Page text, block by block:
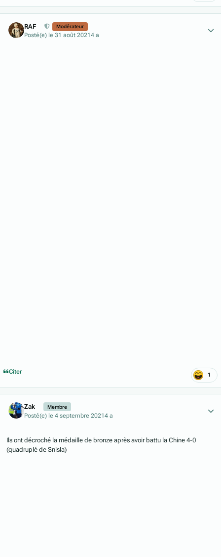
RAF Modérateur
Posté(e) le 31 août 20214 a
Citer 1
Zak Membre
Posté(e) le 4 septembre 20214 a
Ils ont décroché la médaille de bronze après avoir battu la Chine 4-0
(quadruplé de Snisla)